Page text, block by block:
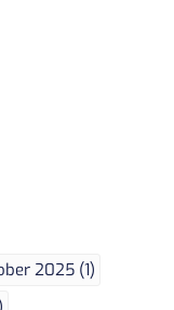
2025 (1)